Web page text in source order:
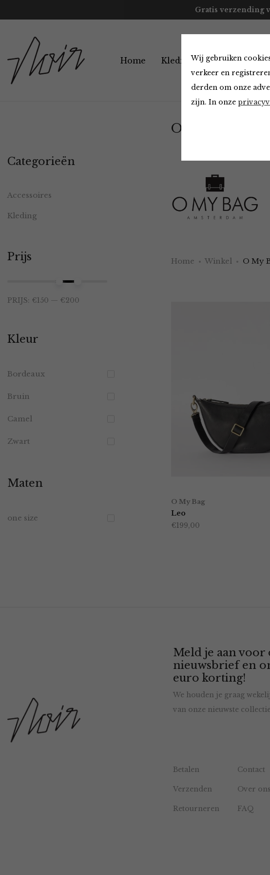
Wij gebruiken
verkeer en
derden om onze
zijn. In onze
Gratis verzending
Home Kleding Accessoires
O My Bag
Home Winkel O My
O My Bag
Leo
€199,00
Categorieën
Accessoires
Kleding
Prijs
PRIJS: €150 — €200
Kleur
Bordeaux
Bruin
Camel
Zwart
Maten
one size
Meld je aan voor
nieuwsbrief en
euro korting!
We houden je graag
van onze nieuwste
Betalen Contact
Verzenden Over ons
Retourneren FAQ